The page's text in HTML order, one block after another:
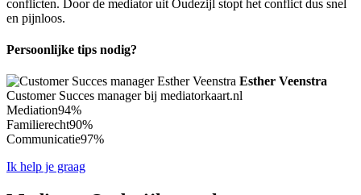
conflicten. Door de mediator uit Oudezijl stopt het conflict dus snel
en pijnloos.
Persoonlijke tips nodig?
Esther Veenstra
Customer Succes manager bij mediatorkaart.nl
Mediation94%
Familierecht90%
Communicatie97%
Ik help je graag